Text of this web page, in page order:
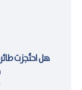
هل احتُجزت